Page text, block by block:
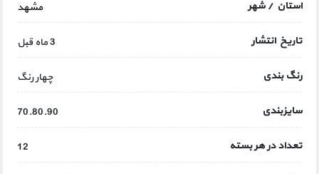
استان / شهر مشهد
تاریخ انتشار 3 ماه قبل
رنگ بندی چهار رنگ
سایزبندی 70.80.90
تعداد در هر بسته 12